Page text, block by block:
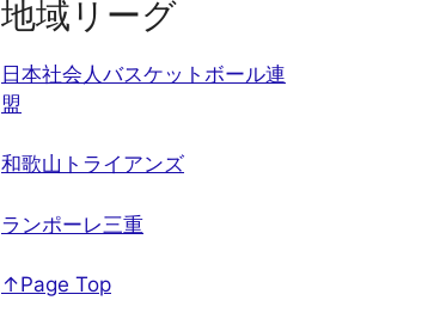
地域リーグ
日本社会人バスケットボール連
盟
和歌山トライアンズ
ランポーレ三重
↑Page Top